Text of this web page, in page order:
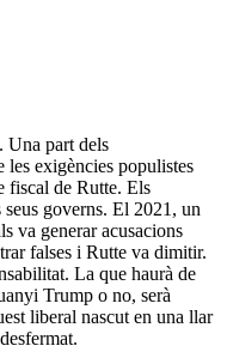
. Una part dels
les exigències populistes
fiscal de Rutte. Els
seus governs. El 2021, un
va generar acusacions
falses i Rutte va dimitir.
La que haurà de
Trump o no, serà
liberal nascut en una llar